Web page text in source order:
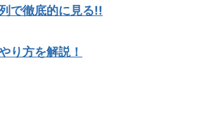
で徹底的に見る!!
り方を解説！